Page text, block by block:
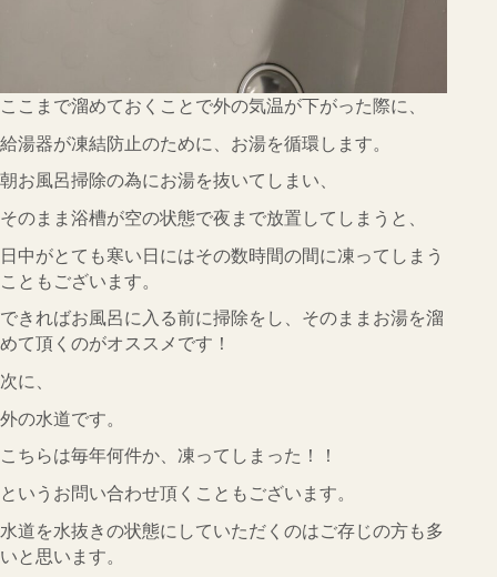
ここまで溜めておくことで外の気温が下がった際に、
給湯器が凍結防止のために、お湯を循環します。
朝お風呂掃除の為にお湯を抜いてしまい、
そのまま浴槽が空の状態で夜まで放置してしまうと、
日中がとても寒い日にはその数時間の間に凍ってしまう
こともございます。
できればお風呂に入る前に掃除をし、そのままお湯を溜
めて頂くのがオススメです！
次に、
外の水道です。
こちらは毎年何件か、凍ってしまった！！
というお問い合わせ頂くこともございます。
水道を水抜きの状態にしていただくのはご存じの方も多
いと思います。